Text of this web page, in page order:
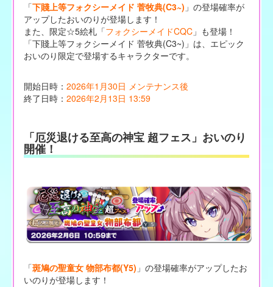
「下賤上等フォクシーメイド 菅牧典(C3~) 」の登場確率が
アップしたおいのりが登場します！
また、限定☆5絵札「フォクシーメイドCQC」も登場！
「下賤上等フォクシーメイド 菅牧典(C3~)」は、エピック
おいのり限定で登場するキャラクターです。
開始日時： 2026年1月30日 メンテナンス後
終了日時： 2026年2月13日 13:59
「厄災退ける至高の神宝 超フェス」おいのり
開催！
「斑鳩の聖童女 物部布都(Y5) 」の登場確率がアップしたお
いのりが登場します！